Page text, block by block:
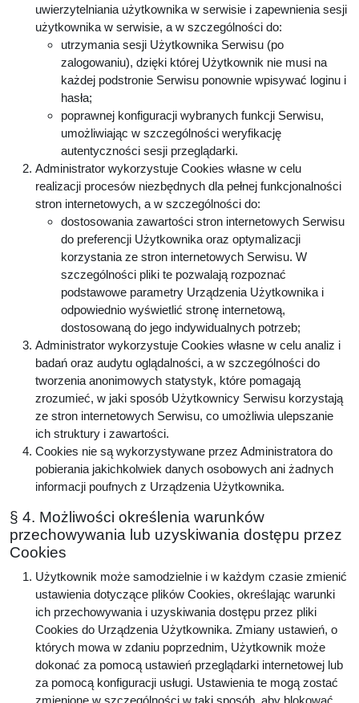
uwierzytelniania użytkownika w serwisie i zapewnienia sesji
użytkownika w serwisie, a w szczególności do:
utrzymania sesji Użytkownika Serwisu (po
zalogowaniu), dzięki której Użytkownik nie musi na
każdej podstronie Serwisu ponownie wpisywać loginu i
hasła;
poprawnej konfiguracji wybranych funkcji Serwisu,
umożliwiając w szczególności weryfikację
autentyczności sesji przeglądarki.
Administrator wykorzystuje Cookies własne w celu
realizacji procesów niezbędnych dla pełnej funkcjonalności
stron internetowych, a w szczególności do:
dostosowania zawartości stron internetowych Serwisu
do preferencji Użytkownika oraz optymalizacji
korzystania ze stron internetowych Serwisu. W
szczególności pliki te pozwalają rozpoznać
podstawowe parametry Urządzenia Użytkownika i
odpowiednio wyświetlić stronę internetową,
dostosowaną do jego indywidualnych potrzeb;
Administrator wykorzystuje Cookies własne w celu analiz i
badań oraz audytu oglądalności, a w szczególności do
tworzenia anonimowych statystyk, które pomagają
zrozumieć, w jaki sposób Użytkownicy Serwisu korzystają
ze stron internetowych Serwisu, co umożliwia ulepszanie
ich struktury i zawartości.
Cookies nie są wykorzystywane przez Administratora do
pobierania jakichkolwiek danych osobowych ani żadnych
informacji poufnych z Urządzenia Użytkownika.
§ 4. Możliwości określenia warunków
przechowywania lub uzyskiwania dostępu przez
Cookies
Użytkownik może samodzielnie i w każdym czasie zmienić
ustawienia dotyczące plików Cookies, określając warunki
ich przechowywania i uzyskiwania dostępu przez pliki
Cookies do Urządzenia Użytkownika. Zmiany ustawień, o
których mowa w zdaniu poprzednim, Użytkownik może
dokonać za pomocą ustawień przeglądarki internetowej lub
za pomocą konfiguracji usługi. Ustawienia te mogą zostać
zmienione w szczególności w taki sposób, aby blokować